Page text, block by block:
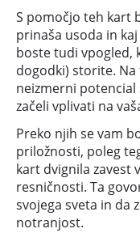
S pomočjo teh kart
prinaša usoda in
boste tudi vpogled,
dogodki) storite.
neizmerni
začeli vplivati na
Preko njih se vam
priložnosti, poleg
kart dvignila zavest
resničnosti. Ta
svojega sveta in da
notranjost.